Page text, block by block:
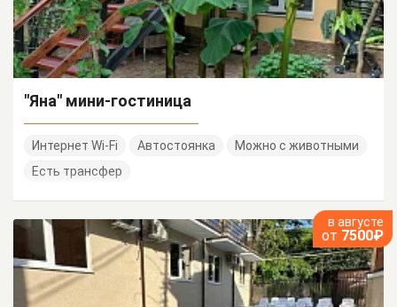
"Яна" мини-гостиница
Интернет Wi-Fi Автостоянка
Можно с животными
Есть трансфер
в августе
от 7500₽